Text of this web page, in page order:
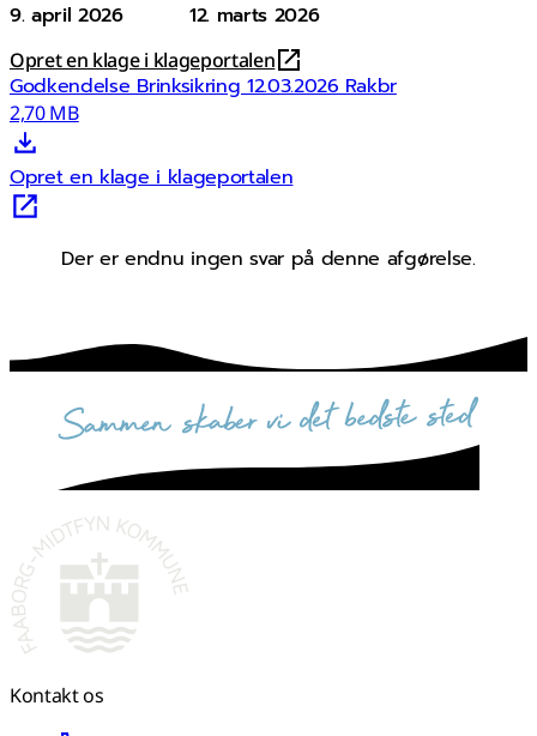
9. april 2026 12. marts 2026
Opret en klage i klageportalen
Godkendelse Brinksikring 12.03.2026 Rakbr
2,70 MB
Opret en klage i klageportalen
Der er endnu ingen svar på denne afgørelse.
sammen skaber vi det bedste sted
Kontakt os